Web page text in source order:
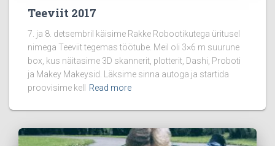
Teeviit 2017
7. ja 8. detsembril käisime Rakke Robootikutega üritusel
nimega Teeviit tegemas töötube. Meil oli 3×6 m suurune
box, kus näitasime 3D skannerit, plotterit, Dashi, Proboti
ja Makey Makeysid. Läksime sinna autoga ja startida
proovisime kell
Read more